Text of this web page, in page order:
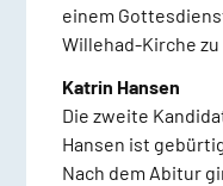
einem
Willehad-Kirche zu
Katrin Hansen
Die zweite
Hansen ist
Nach dem Abitur